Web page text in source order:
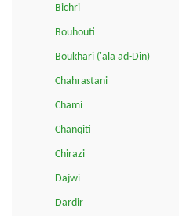
Bichri
Bouhouti
Boukhari ('ala ad-Din)
Chahrastani
Chami
Chanqiti
Chirazi
Dajwi
Dardir